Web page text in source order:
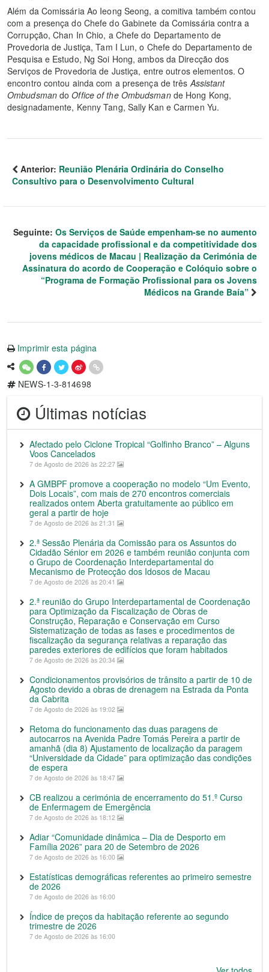
Além da Comissária Ao Ieong Seong, a comitiva também contou
com a presença do Chefe do Gabinete da Comissária contra a
Corrupção, Chan In Chio, a Chefe do Departamento de
Provedoria de Justiça, Tam I Lun, o Chefe do Departamento de
Pesquisa e Estudo, Ng Soi Hong, ambos da Direcção dos
Serviços de Provedoria de Justiça, entre outros elementos. O
encontro contou ainda com a presença de trêsAssistant
OmbudsmandoOffice of the Ombudsmande Hong Kong,
designadamente, Kenny Tang, Sally Kan e Carmen Yu.
Anterior: Reunião Plenária Ordinária do Conselho
Consultivo para o Desenvolvimento Cultural
Seguinte: Os Serviços de Saúde empenham-se no aumento
da capacidade profissional e da competitividade dos
jovens médicos de Macau | Realização da Cerimónia de
Assinatura do acordo de Cooperação e Colóquio sobre o
“Programa de Formação Profissional para os Jovens
Médicos na Grande Baía”
Imprimir esta página
NEWS-1-3-814698
Últimas notícias
Afectado pelo Ciclone Tropical “Golfinho Branco” – Alguns
Voos Cancelados
7 de Agosto de 2026 às 22:27
A GMBPF promove a cooperação no modelo “Um Evento,
Dois Locais”, com mais de 270 encontros comerciais
realizados ontem Aberta gratuitamente ao público em
geral a partir de hoje
7 de Agosto de 2026 às 21:31
2.ª Sessão Plenária da Comissão para os Assuntos do
Cidadão Sénior em 2026 e também reunião conjunta com
o Grupo de Coordenação Interdepartamental do
Mecanismo de Protecção dos Idosos de Macau
7 de Agosto de 2026 às 20:41
2.ª reunião do Grupo Interdepartamental de Coordenação
para Optimização da Fiscalização de Obras de
Construção, Reparação e Conservação em Curso
Sistematização de todas as fases e procedimentos de
fiscalização da segurança relativas a reparação das
paredes exteriores de edifícios que foram habitados
7 de Agosto de 2026 às 20:34
Condicionamentos provisórios de trânsito a partir de 10 de
Agosto devido a obras de drenagem na Estrada da Ponta
da Cabrita
7 de Agosto de 2026 às 19:02
Retoma do funcionamento das duas paragens de
autocarros na Avenida Padre Tomás Pereira a partir de
amanhã (dia 8) Ajustamento de localização da paragem
“Universidade da Cidade” para optimização das condições
de espera
7 de Agosto de 2026 às 18:47
CB realizou a cerimónia de encerramento do 51.º Curso
de Enfermagem de Emergência
7 de Agosto de 2026 às 18:12
Adiar “Comunidade dinâmica – Dia de Desporto em
Família 2026” para 20 de Setembro de 2026
7 de Agosto de 2026 às 16:00
Estatísticas demográficas referentes ao primeiro semestre
de 2026
7 de Agosto de 2026 às 16:00
Índice de preços da habitação referente ao segundo
trimestre de 2026
7 de Agosto de 2026 às 16:00